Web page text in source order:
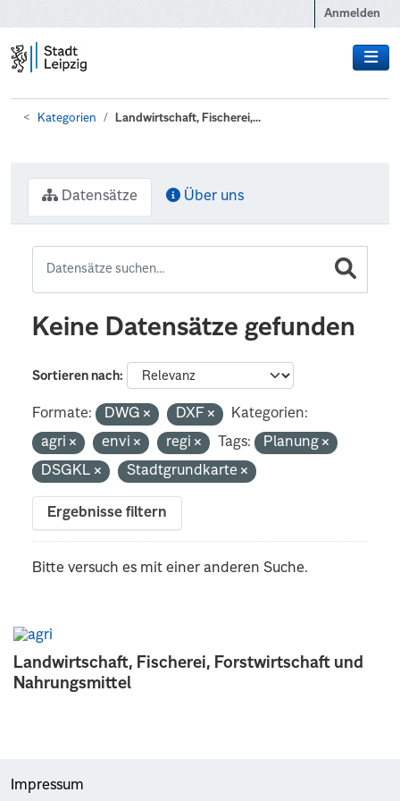
Anmelden
Kategorien Landwirtschaft, Fischerei,...
Landwirtschaft, Fischerei, Forstwirtschaft und
Nahrungsmittel
Datensätze Über uns
Keine Datensätze gefunden
Sortieren nach
Formate: DWG DXF
Kategorien:
agri
envi regi Tags:
Planung
DSGKL
Stadtgrundkarte
Ergebnisse filtern
Bitte versuch es mit einer anderen Suche.
Impressum